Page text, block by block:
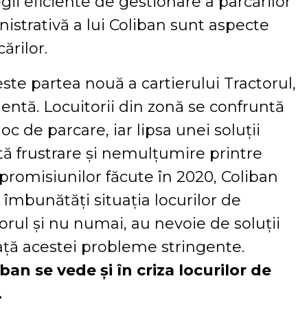
a lui Coliban sunt aspecte
partea nouă a cartierului Tractorul,
Locuitorii din zonă se confruntă
de parcare, iar lipsa unei soluții
frustrare și nemulțumire printre
făcute în 2020, Coliban
situația locurilor de
și nu numai, au nevoie de soluții
acestei probleme stringente.
se vede și în criza locurilor de